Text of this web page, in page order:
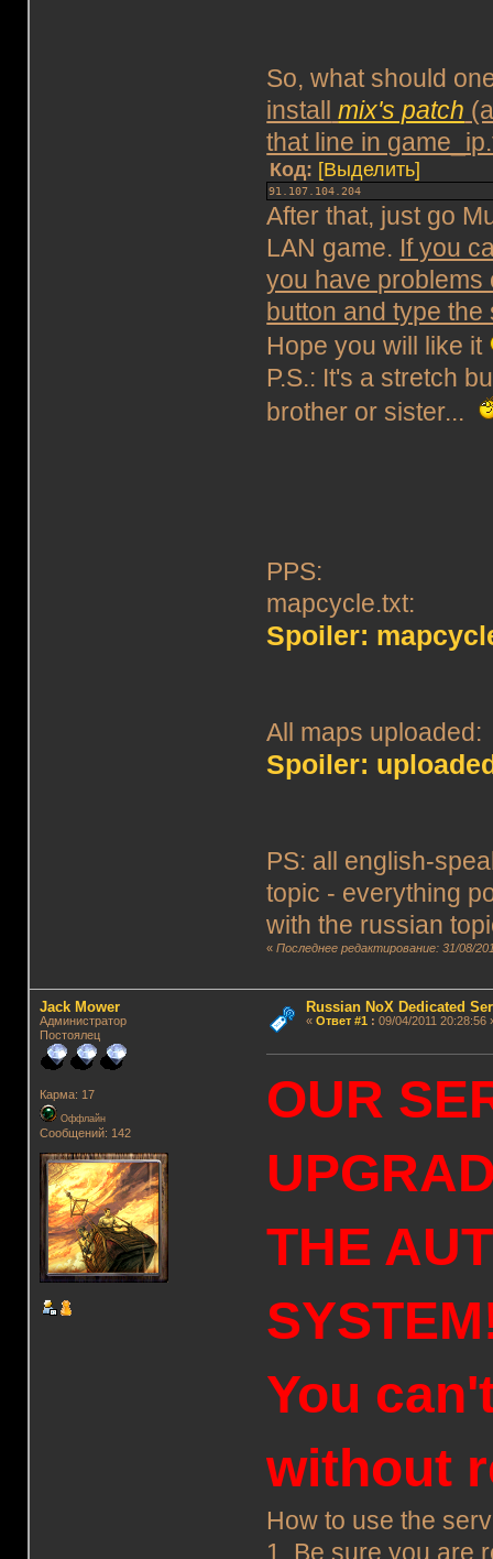
So, what should
install
mix's patch
that line in
Код: [Выделить]
91.107.104.204
After that, just go
LAN game. If you
you have problems
button and type
Hope you will like it
P.S.: It's a stretch
brother or sister...
PPS:
mapcycle.txt:
Spoiler:
All maps uploaded:
Spoiler:
PS: all english-
topic - everything
with the russian
«Последнее редактирование: 31/08/
Jack Mower
Администратор
Постоялец
Карма: 17
Оффлайн
Сообщений: 142
Russian NoX Dedicated
« Ответ #1 : 09/04/2011 20:28:56
OUR
THE
You
without
How to use the
1. Be sure you are